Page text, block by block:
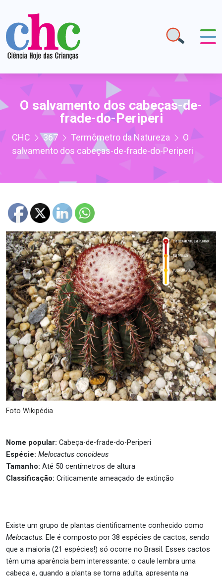
O salvamento dos cabeças-de-
frade-do-Periperi
CHC 367 Termômetro da Natureza
O
salvamento dos cabeças-de-frade-do-Periperi
Foto Wikipédia
Nome popular: Cabeça-de-frade-do-Periperi
Espécie: Melocactus conoideus
Tamanho: Até 50 centímetros de altura
Classificação: Criticamente ameaçado de extinção
Existe um grupo de plantas cientificamente conhecido como
Melocactus. Ele é composto por 38 espécies de cactos, sendo
que a maioria (21 espécies!) só ocorre no Brasil. Esses cactos
têm uma aparência bem interessante: o caule lembra uma
cabeça e, quando a planta se torna adulta, apresenta na